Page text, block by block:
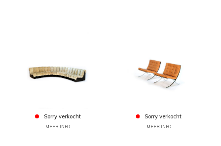
Sorry verkocht
MEER INFO
Sorry verkocht
MEER INFO